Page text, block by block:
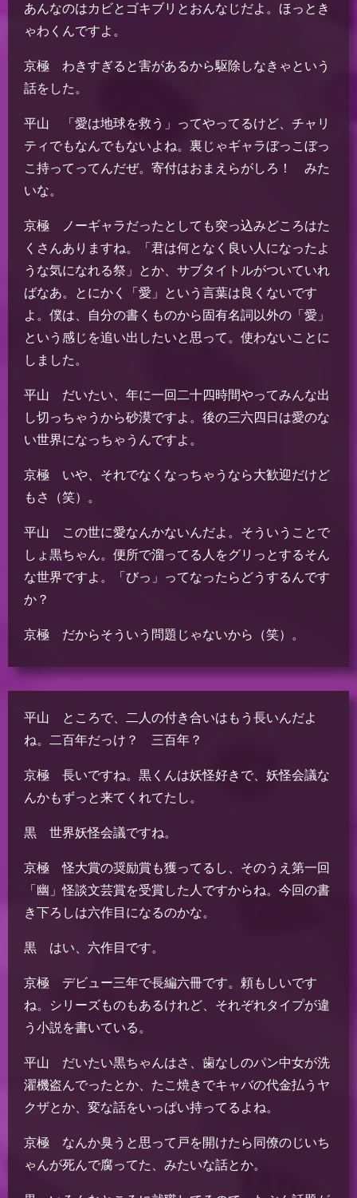
あんなのはカビとゴキブリとおんなじだよ。ほっとき
ゃわくんですよ。
京極 わきすぎると害があるから駆除しなきゃという
話をした。
平山 「愛は地球を救う」ってやってるけど、チャリ
ティでもなんでもないよね。裏じゃギャラぼっこぼっ
こ持ってってんだぜ。寄付はおまえらがしろ！ みた
いな。
京極 ノーギャラだったとしても突っ込みどころはた
くさんありますね。「君は何となく良い人になったよ
うな気になれる祭」とか、サブタイトルがついていれ
ばなあ。とにかく「愛」という言葉は良くないです
よ。僕は、自分の書くものから固有名詞以外の「愛」
という感じを追い出したいと思って。使わないことに
しました。
平山 だいたい、年に一回二十四時間やってみんな出
し切っちゃうから砂漠ですよ。後の三六四日は愛のな
い世界になっちゃうんですよ。
京極 いや、それでなくなっちゃうなら大歓迎だけど
もさ（笑）。
平山 この世に愛なんかないんだよ。そういうことで
しょ黒ちゃん。便所で溜ってる人をグリっとするそん
な世界ですよ。「びっ」ってなったらどうするんです
か？
京極 だからそういう問題じゃないから（笑）。
平山 ところで、二人の付き合いはもう長いんだよ
ね。二百年だっけ？ 三百年？
京極 長いですね。黒くんは妖怪好きで、妖怪会議な
んかもずっと来てくれてたし。
黒 世界妖怪会議ですね。
京極 怪大賞の奨励賞も獲ってるし、そのうえ第一回
「幽」怪談文芸賞を受賞した人ですからね。今回の書
き下ろしは六作目になるのかな。
黒 はい、六作目です。
京極 デビュー三年で長編六冊です。頼もしいです
ね。シリーズものもあるけれど、それぞれタイプが違
う小説を書いている。
平山 だいたい黒ちゃんはさ、歯なしのパン中女が洗
濯機盗んでったとか、たこ焼きでキャバの代金払うヤ
クザとか、変な話をいっぱい持ってるよね。
京極 なんか臭うと思って戸を開けたら同僚のじいち
ゃんが死んで腐ってた、みたいな話とか。